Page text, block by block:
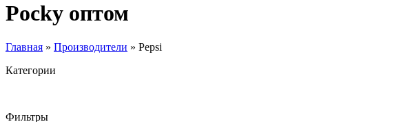
Pocky оптом
Главная » Производители » Pepsi
Категории
Фильтры